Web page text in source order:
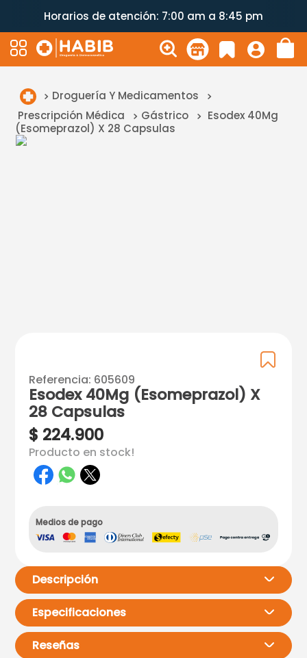
Horarios de atención: 7:00 am a 8:45 pm
Droguería Y Medicamentos
Prescripción Médica
Gástrico
Esodex 40Mg
(Esomeprazol) X 28 Capsulas
Referencia: 605609
Esodex 40Mg (Esomeprazol) X
28 Capsulas
$ 224.900
Producto en stock!
Medios de pago
Descripción
Especificaciones
Reseñas